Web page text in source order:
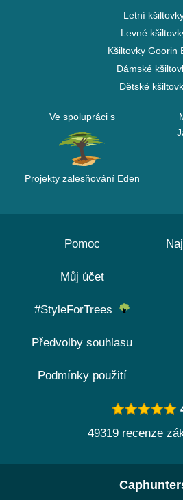
Letní
Levné
Kšiltovky Goorin
Dámské
Dětské
Ve spolupráci s
Projekty zalesňování Eden
Pomoc
Můj účet
#StyleForTrees
Předvolby souhlasu
Podmínky použití
49319 recenze